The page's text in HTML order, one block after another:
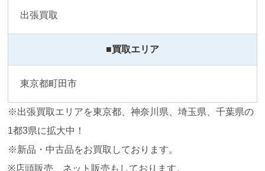
出張買取
■買取エリア
東京都町田市
※出張買取エリアを東京都、神奈川県、埼玉県、千葉県の
1都3県に拡大中！
※新品・中古品をお買取しております。
※店頭販売、ネット販売もしております。